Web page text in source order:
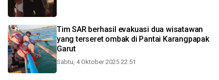
Tim SAR berhasil evakuasi dua wisatawan
yang terseret ombak di Pantai Karangpapak
Garut
Sabtu, 4 Oktober 2025 22:51